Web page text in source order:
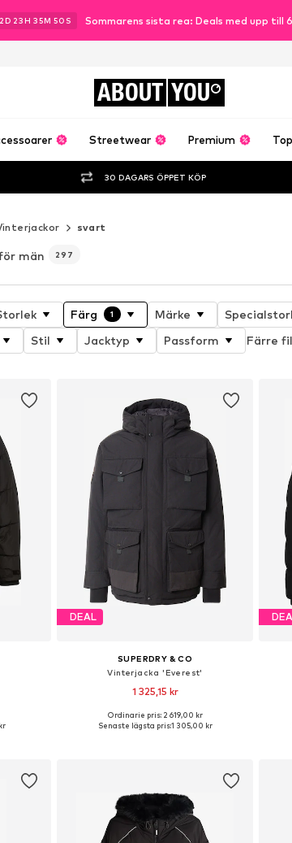
D 23H 35M 47 S Sommarens sista rea: Deals med upp
ABOUT YOU
Streetwear Premium
30 DAGARS ÖPPET KÖP
svart
män 297
Färg 1 Märke
Stil Jacktyp Passform Färre
L
DEAL
SUPERDRY & CO
Vinterjacka 'Everest'
1 325,15 kr
Tillgängliga storlekar: S, M, L, XL, XXL
Ordinarie pris: 2 619,00 kr
Senaste lägsta pris:1 305,00 kr